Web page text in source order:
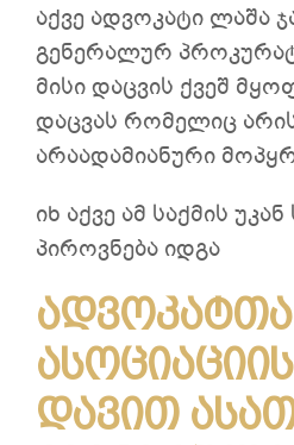
აქვე ადვოკატი ლაშა
გენერალურ
მისი დაცვის ქვეშ
დაცვას რომელიც არის
არაადამიანური
იხ აქვე ამ საქმის
პიროვნება იდგა
ადვოკატთა
დავით